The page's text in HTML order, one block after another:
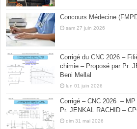
Concours Médecine
sam 27 juin 2026
Corrigé du CNC 2026 –
chimie – Proposé par Pr.
Beni Mellal
lun 01 juin 2026
Corrigé – CNC 2026 –
Pr. JENKAL RACHID –
dim 31 mai 2026